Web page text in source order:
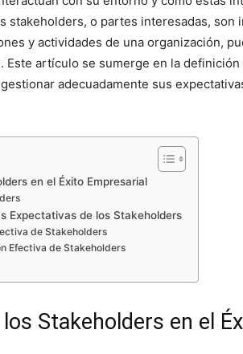
stakeholders, o partes interesadas, son
y actividades de una organización,
Este artículo se sumerge en la
adecuadamente sus
en el Éxito Empresarial
Expectativas de los Stakeholders
de Stakeholders
Efectiva de Stakeholders
Stakeholders en el